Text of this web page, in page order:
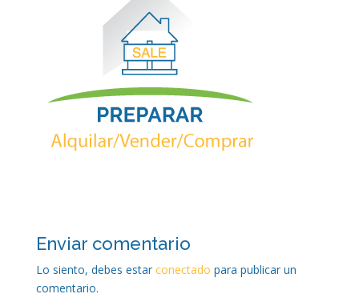
Enviar comentario
Lo siento, debes estar conectado para publicar un
comentario.